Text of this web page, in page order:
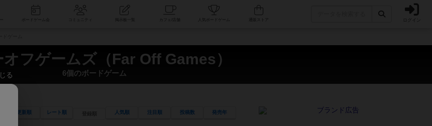
コミュニティ 人気ボードゲーム ログイン
オフゲームズ（Far Off Games）
6個のボードゲーム
更新順 レート順 人気順 注目順 投稿数 発売年
る